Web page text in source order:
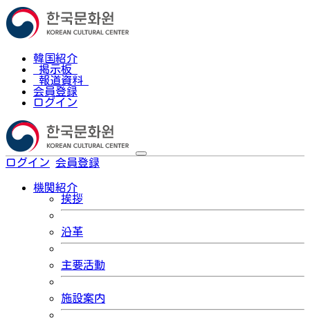
韓国紹介
掲示板
報道資料
会員登録
ログイン
ログイン 会員登録
機関紹介
挨拶
沿革
主要活動
施設案内